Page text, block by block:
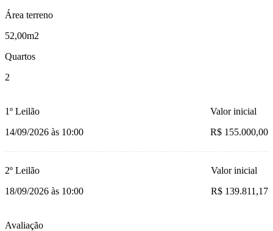
Área terreno
52,00m2
Quartos
2
1º Leilão
14/09/2026 às 10:00
Valor inicial
R$ 155.000,00
2º Leilão
18/09/2026 às 10:00
Valor inicial
R$ 139.811,17
Avaliação